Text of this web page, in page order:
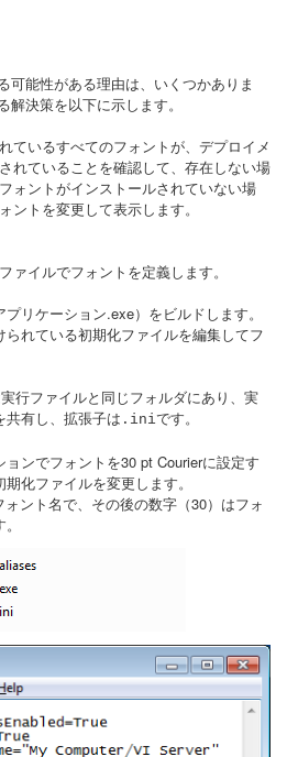
可能性がある理由は、いくつかありま
決策を以下に示します。
ているすべてのフォントが、デプロイメ
れていることを確認して、存在しない場
ォントがインストールされていない場
ントを変更して表示します。
ァイルでフォントを定義します。
リケーション.exe）をビルドします。
れている初期化ファイルを編集してフ
行ファイルと同じフォルダにあり、実
共有し、拡張子は .iniです。
ンでフォントを30 pt Courierに設定す
化ファイルを変更します。
ント名で、その後の数字（30）はフォ